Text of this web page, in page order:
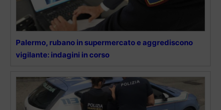
Palermo, rubano in supermercato e aggrediscono
vigilante: indagini in corso